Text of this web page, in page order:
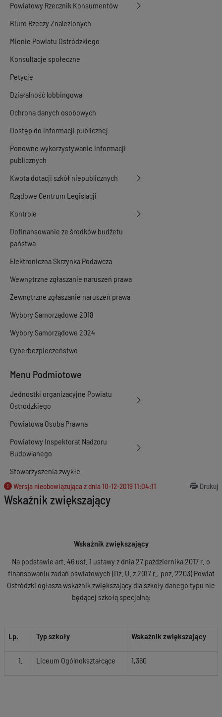
Powiatowy Rzecznik Konsumentów
Biuro Rzeczy Znalezionych
Mienie Powiatu Ostródzkiego
Konsultacje społeczne
Petycje
Działalność lobbingowa
Ochrona danych osobowych
Dostęp do informacji publicznej
Ponowne wykorzystywanie informacji
publicznych
Kwota dotacji szkół niepublicznych
Rządowe Centrum Legislacji
Kontrole
Dofinansowanie ze środków budżetu
państwa
Elektroniczna Skrzynka Podawcza
Wewnętrzne zgłaszanie naruszeń prawa
Zewnętrzne zgłaszanie naruszeń prawa
Wybory Samorządowe 2018
Wybory Samorządowe 2024
Cyberbezpieczeństwo
Menu Podmiotowe
Jednostki organizacyjne Powiatu
Ostródzkiego
Powiatowa Osoba Prawna
Powiatowy Inspektorat Nadzoru
Budowlanego
Stowarzyszenia zwykłe
Wersja nieobowiązująca z dnia10-12-2019 11:04:11 Drukuj
Wskaźnik zwiększający
Wskaźnik zwiększający
Na podstawie art. 46 ust. 1 ustawy z dnia 27 października 2017 r. o
finansowaniu zadań oświatowych (Dz. U. z 2017 r., poz. 2203) Powiat
Ostródzki ogłasza wskaźnik zwiększający dla szkoły danego typu nie
będącej szkołą specjalną:
Lp. Typ szkoły Wskaźnik zwiększający
Liceum Ogólnokształcące 1,360